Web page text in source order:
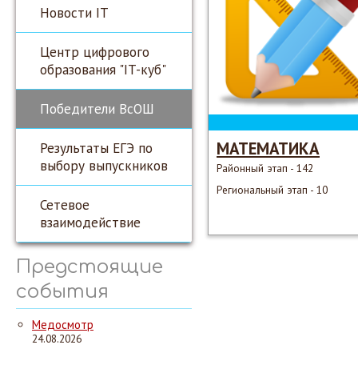
Новости IT
Центр цифрового
образования "IT-куб"
Победители ВсОШ
Результаты ЕГЭ по
выбору выпускников
Сетевое
взаимодействие
Предстоящие
события
Медосмотр
24.08.2026
МАТЕМАТИКА
Районный этап - 142
Региональный этап - 10